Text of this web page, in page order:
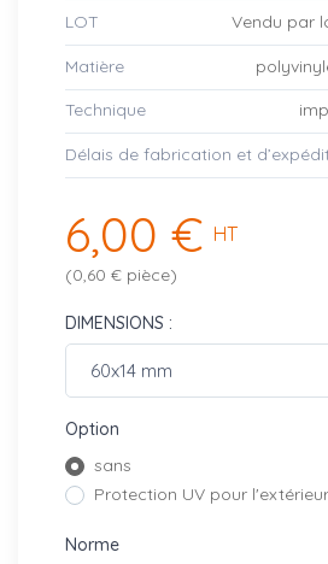
LOT Vendu par
Matière
Technique
Délais de fabrication et
6,00 € HT
(0,60 € pièce)
DIMENSIONS :
Option
sans
Protection UV pour l'extérieur
Norme